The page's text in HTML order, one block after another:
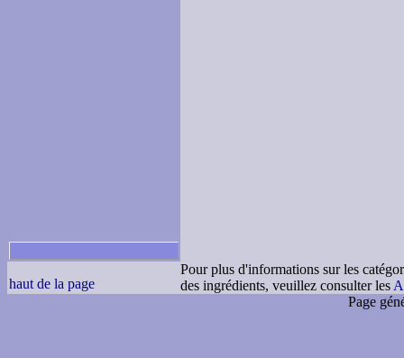
haut de la page
Pour plus d'informations sur les
des ingrédients, veuillez consulter les
Page